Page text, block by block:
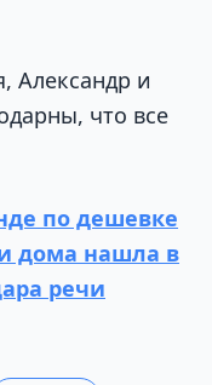
Александр и
что все
по дешевке
дома нашла в
речи